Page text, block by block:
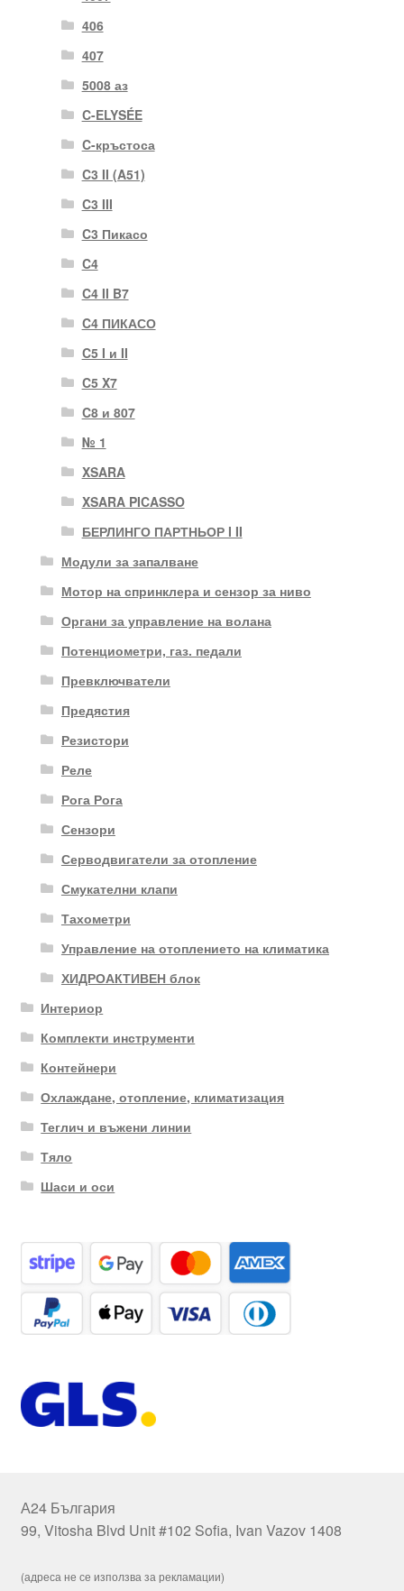
406
407
5008 аз
C-ELYSÉE
C-кръстоса
C3 II (A51)
C3 III
C3 Пикасо
C4
C4 II B7
C4 ПИКАСО
C5 I и II
C5 X7
C8 и 807
№ 1
XSARA
XSARA PICASSO
БЕРЛИНГО ПАРТНЬОР I II
Модули за запалване
Мотор на спринклера и сензор за ниво
Органи за управление на волана
Потенциометри, газ. педали
Превключватели
Предястия
Резистори
Реле
Рога Рога
Сензори
Серводвигатели за отопление
Смукателни клапи
Тахометри
Управление на отоплението на климатика
ХИДРОАКТИВЕН блок
Интериор
Комплекти инструменти
Контейнери
Охлаждане, отопление, климатизация
Теглич и въжени линии
Тяло
Шаси и оси
А24 България
99, Vitosha Blvd Unit #102 Sofia, Ivan Vazov 1408
(адреса не се използва за рекламации)